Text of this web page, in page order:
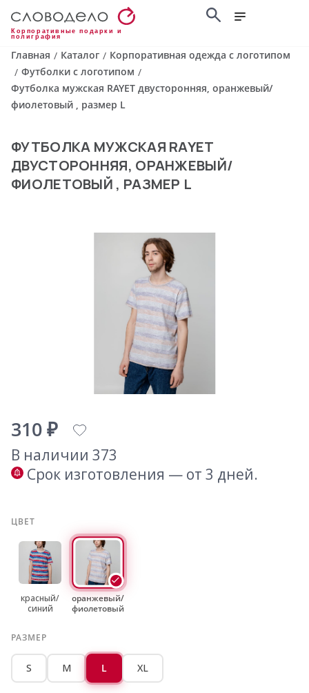
Корпоративные подарки и
полиграфия
Главная / Каталог / Корпоративная одежда с логотипом
/ Футболки с логотипом /
Футболка мужская RAYET двусторонняя, оранжевый/
фиолетовый , размер L
ФУТБОЛКА МУЖСКАЯ RAYET
ДВУСТОРОННЯЯ, ОРАНЖЕВЫЙ/
ФИОЛЕТОВЫЙ , РАЗМЕР L
310 ₽
В наличии 373
Срок изготовления — от 3 дней.
ЦВЕТ
красный/
синий
оранжевый/
фиолетовый
РАЗМЕР
S M L XL